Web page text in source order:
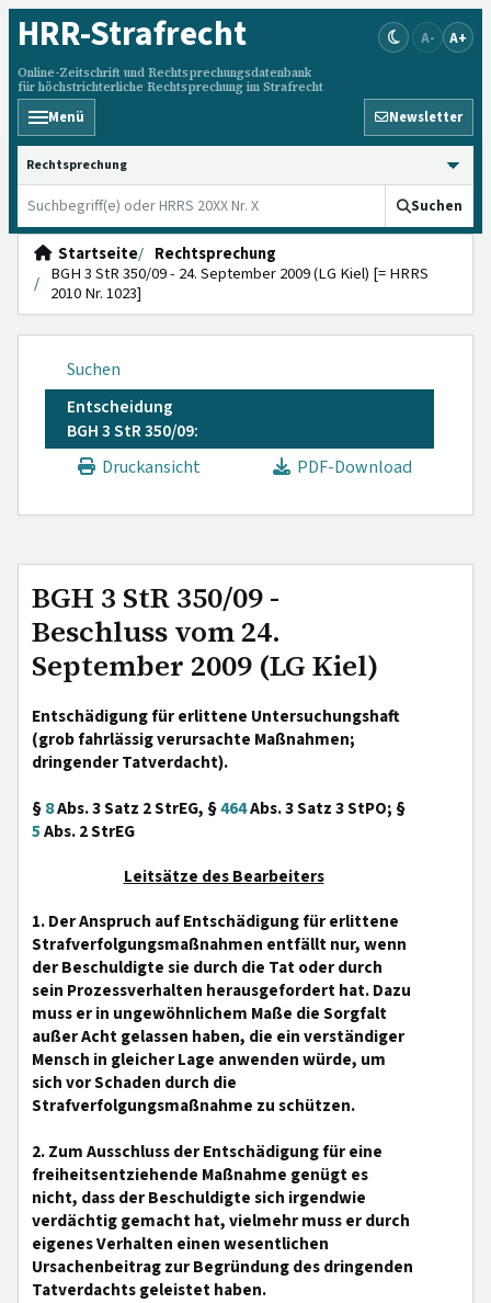
HRR-Strafrecht
Online-Zeitschrift und Rechtsprechungsdatenbank
für höchstrichterliche Rechtsprechung im Strafrecht
A- A+
Menü Newsletter
HRRS durchsuchen
Suchen
Startseite
Rechtsprechung
BGH 3 StR 350/09 - 24. September 2009 (LG Kiel) [= HRRS
2010 Nr. 1023]
Suchen
Entscheidung
BGH 3 StR 350/09:
Druckansicht
PDF-Download
BGH 3 StR 350/09 -
Beschluss vom 24.
September 2009 (LG Kiel)
Entschädigung für erlittene Untersuchungshaft
(grob fahrlässig verursachte Maßnahmen;
dringender Tatverdacht).
§8Abs. 3 Satz 2 StrEG, §464Abs. 3 Satz 3 StPO; §
5Abs. 2 StrEG
Leitsätze des Bearbeiters
1. Der Anspruch auf Entschädigung für erlittene
Strafverfolgungsmaßnahmen entfällt nur, wenn
der Beschuldigte sie durch die Tat oder durch
sein Prozessverhalten herausgefordert hat. Dazu
muss er in ungewöhnlichem Maße die Sorgfalt
außer Acht gelassen haben, die ein verständiger
Mensch in gleicher Lage anwenden würde, um
sich vor Schaden durch die
Strafverfolgungsmaßnahme zu schützen.
2. Zum Ausschluss der Entschädigung für eine
freiheitsentziehende Maßnahme genügt es
nicht, dass der Beschuldigte sich irgendwie
verdächtig gemacht hat, vielmehr muss er durch
eigenes Verhalten einen wesentlichen
Ursachenbeitrag zur Begründung des dringenden
Tatverdachts geleistet haben.